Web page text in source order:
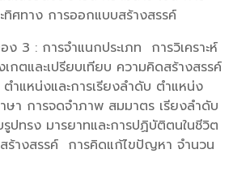
ศทาง การออกแบบสร้างสรรค์
3 : การจำแนกประเภท การวิเคราะห์
กตและเปรียบเทียบ ความคิดสร้างสรรค์
ตำแหน่งและการเรียงลำดับ ตำแหน่ง
าษา การจดจำภาพ สมมาตร เรียงลำดับ
ปทรง มารยาทและการปฏิบัติตนในชีวิต
ร้างสรรค์ การคิดแก้ไขปัญหา จำนวน